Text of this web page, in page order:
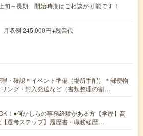
旬～長期 開始時期はご相談が可能です！
収例 245,000円+残業代
・確認＊イベント準備（場所手配）＊郵便物
ング・封入発送など（書類整理の割…
！●何かしらの事務経験がある方【学歴】高
選考ステップ】履歴書・職務経歴…